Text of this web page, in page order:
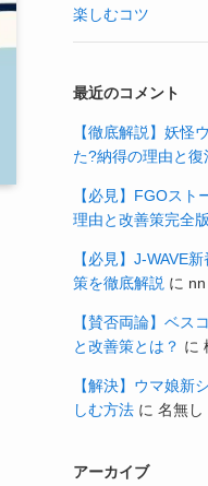
楽しむコツ
最近のコメント
【徹底解説】妖怪
た?納得の理由と復
【必見】FGOス
理由と改善策完全版
【必見】J-WAVE
策を徹底解説 に nn
【賛否両論】ベス
と改善策とは？ に
【解決】ウマ娘新
しむ方法 に 名無し
アーカイブ